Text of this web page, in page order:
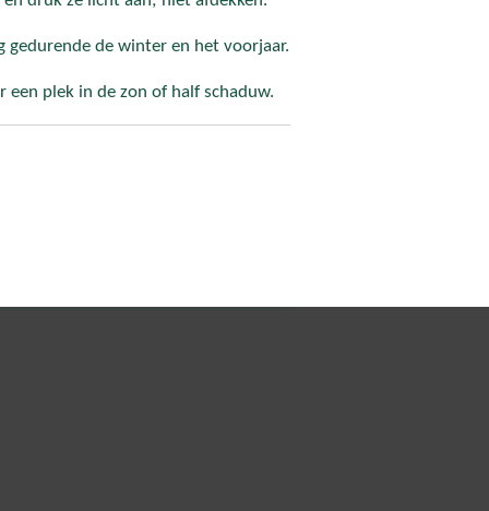
gedurende de winter en het voorjaar.
een plek in de zon of half schaduw.